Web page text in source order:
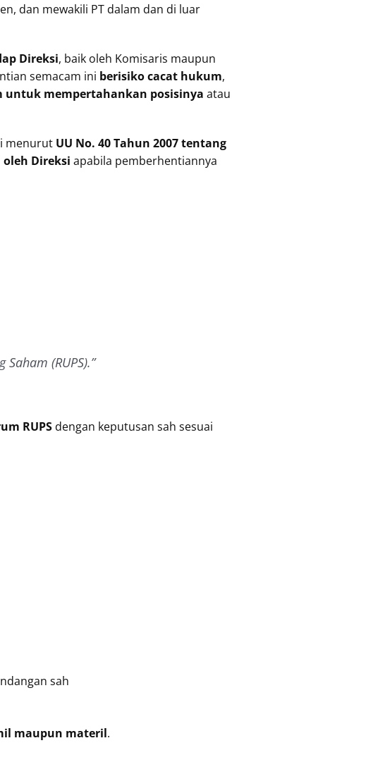
dan mewakili PT dalam dan di luar
Direksi, baik oleh Komisaris maupun
semacam ini berisiko cacat hukum,
untuk mempertahankan posisinya atau
menurut UU No. 40 Tahun 2007 tentang
Direksi apabila pemberhentiannya
(RUPS).”
RUPS dengan keputusan sah sesuai
sah
maupun materil.